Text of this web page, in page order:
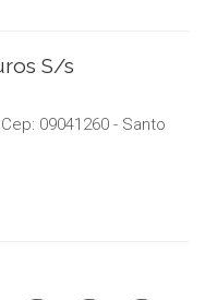
S/s
09041260 - Santo